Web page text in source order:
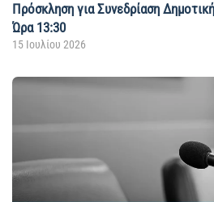
Πρόσκληση για Συνεδρίαση
Ώρα 13:30
15 Ιουλίου 2026